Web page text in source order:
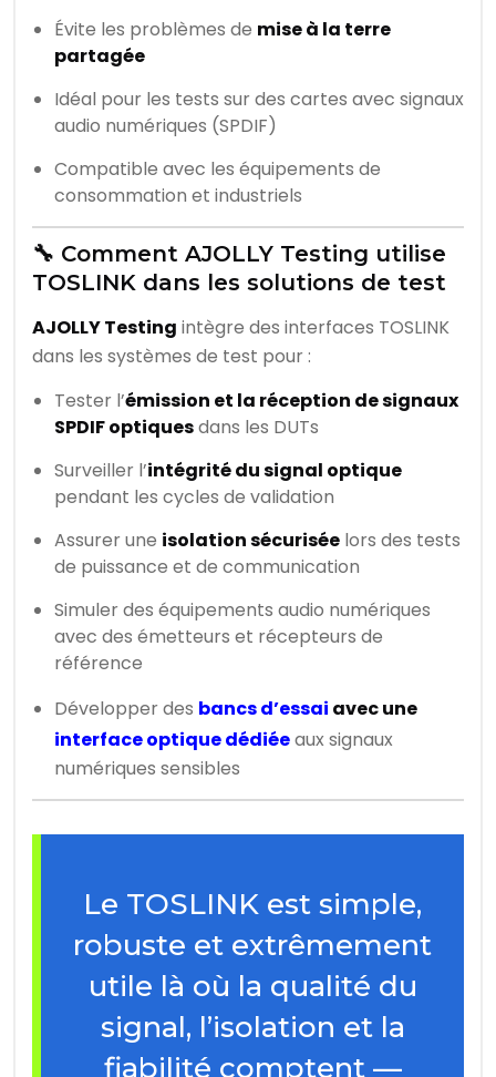
Évite les problèmes de mise à la terre
partagée
Idéal pour les tests sur des cartes avec signaux
audio numériques (SPDIF)
Compatible avec les équipements de
consommation et industriels
🔧 Comment AJOLLY Testing utilise
TOSLINK dans les solutions de test
AJOLLY Testing intègre des interfaces TOSLINK
dans les systèmes de test pour :
Tester l’émission et la réception de signaux
SPDIF optiquesdans les DUTs
Surveiller l’intégrité du signal optique
pendant les cycles de validation
Assurer une isolation sécurisée lors des tests
de puissance et de communication
Simuler des équipements audio numériques
avec des émetteurs et récepteurs de
référence
Développer des bancs d’essai avec une
interface optique dédiéeaux signaux
numériques sensibles
Le TOSLINK est simple,
robuste et extrêmement
utile là où la qualité du
signal, l’isolation et la
fiabilité comptent —